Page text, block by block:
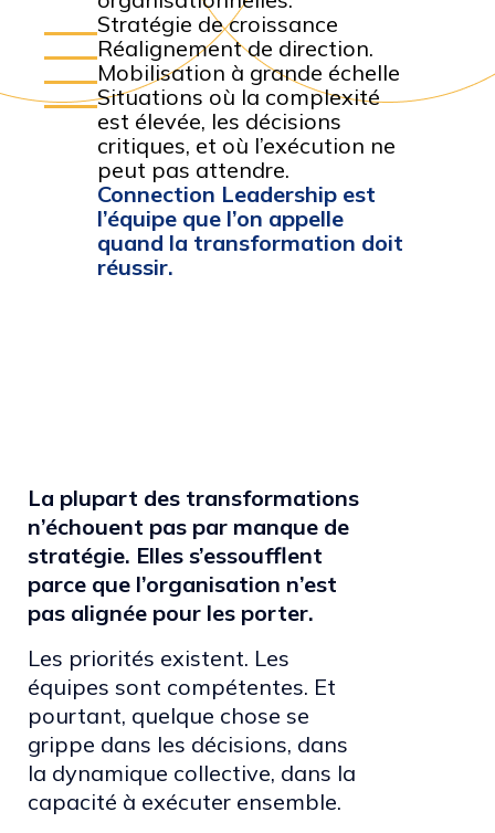
Stratégie de croissance
Réalignement de direction.
Mobilisation à grande échelle
Situations où la complexité
est élevée, les décisions
critiques, et où l’exécution ne
peut pas attendre.
Connection Leadership est
l’équipe que l’on appelle
quand la transformation doit
réussir.
La plupart des transformations
n’échouent pas par manque de
stratégie. Elles s’essoufflent
parce que l’organisation n’est
pas alignée pour les porter.
Les priorités existent. Les
équipes sont compétentes. Et
pourtant, quelque chose se
grippe dans les décisions, dans
la dynamique collective, dans la
capacité à exécuter ensemble.